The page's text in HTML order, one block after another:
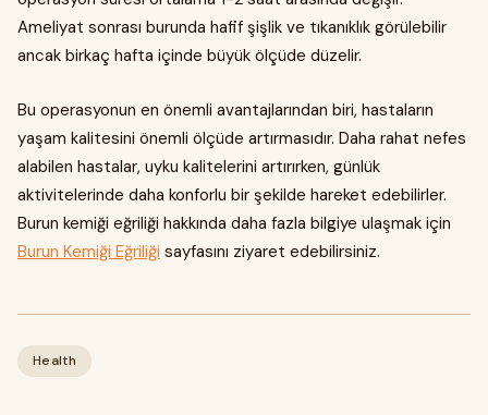
Ameliyat sonrası burunda hafif şişlik ve tıkanıklık görülebilir
ancak birkaç hafta içinde büyük ölçüde düzelir.
Bu operasyonun en önemli avantajlarından biri, hastaların
yaşam kalitesini önemli ölçüde artırmasıdır. Daha rahat nefes
alabilen hastalar, uyku kalitelerini artırırken, günlük
aktivitelerinde daha konforlu bir şekilde hareket edebilirler.
Burun kemiği eğriliği hakkında daha fazla bilgiye ulaşmak için
Burun Kemiği Eğriliği sayfasını ziyaret edebilirsiniz.
Health